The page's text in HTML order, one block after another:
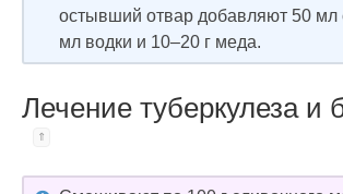
остывший отвар добавляют 50 мл
мл водки и 10–20 г меда.
Лечение туберкулеза и